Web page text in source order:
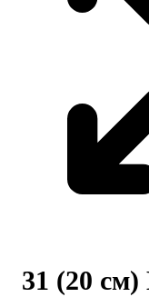
31 (20 см)